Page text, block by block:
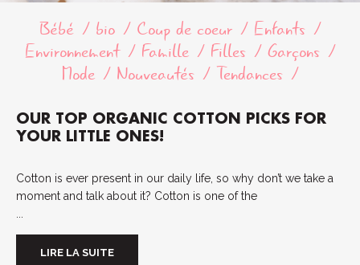
Bébé bio Coup de coeur
Enfants
Environnement
Famille Filles
Garçons
Mode
Nouveautés Tendances
OUR TOP ORGANIC COTTON PICKS FOR
YOUR LITTLE ONES!
Cotton is ever present in our daily life, so why don’t we take a
moment and talk about it? Cotton is one of the
LIRE LA SUITE